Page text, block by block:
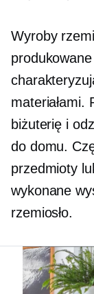
Wyroby
materiałami.
biżuterię i
do domu.
przedmioty
wykonane
rzemiosło.